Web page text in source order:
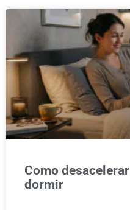
Como
dormir